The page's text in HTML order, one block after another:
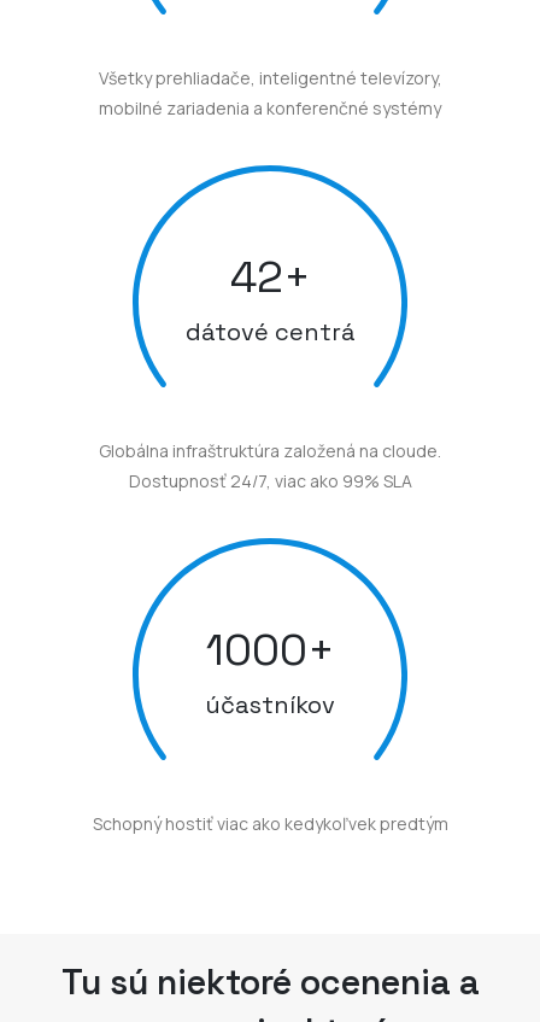
mobilné zariadenia a konferenčné systémy
42
dátové centrá
Dostupnosť 24/7, viac ako 99% SLA
1000
účastníkov
vyznamenania, ktoré sme v